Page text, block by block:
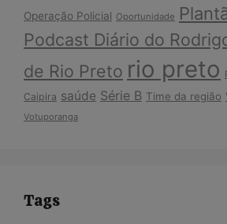
Operação Policial Oportunidade
Podcast Diário do
de Rio Preto rio preto
Caipira saúde Série B Time da região
Votuporanga
Tags